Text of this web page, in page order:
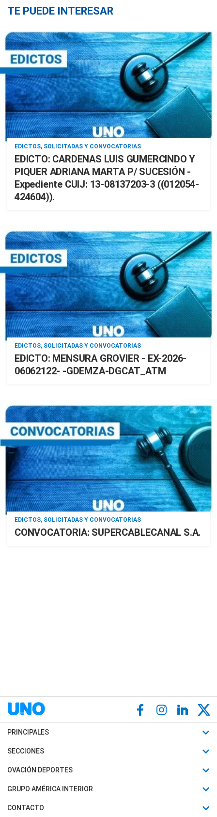
TE PUEDE INTERESAR
EDICTOS, SOLICITADAS Y CONVOCATORIAS
EDICTO: CARDENAS LUIS GUMERCINDO Y
PIQUER ADRIANA MARTA P/ SUCESIÓN -
Expediente CUIJ: 13-08137203-3 ((012054-
424604)).
EDICTOS, SOLICITADAS Y CONVOCATORIAS
EDICTO: MENSURA GROVIER - EX-2026-
06062122- -GDEMZA-DGCAT_ATM
EDICTOS, SOLICITADAS Y CONVOCATORIAS
CONVOCATORIA: SUPERCABLECANAL S.A.
PRINCIPALES
Últimas Noticias
Política
Judiciales
SECCIONES
Horóscopo
Motores
OVACIÓN DEPORTES
Fútbol
Mundial
GRUPO AMÉRICA INTERIOR
Canal 7 en Vivo
CONTACTO